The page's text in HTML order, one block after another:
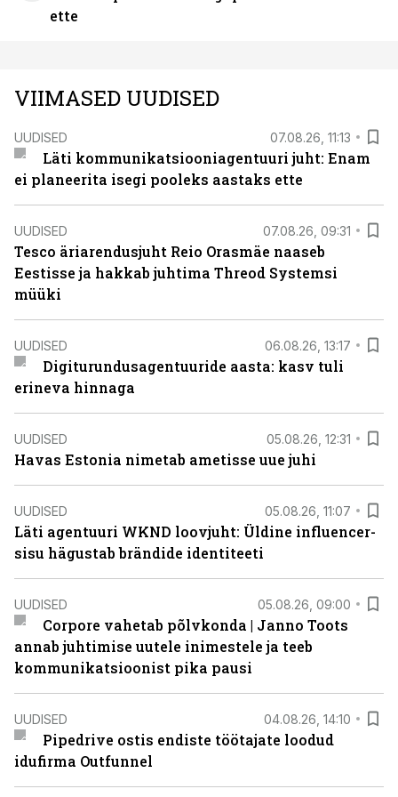
ette
VIIMASED UUDISED
UUDISED 07.08.26, 11:13
Läti kommunikatsiooniagentuuri juht: Enam
ei planeerita isegi pooleks aastaks ette
UUDISED 07.08.26, 09:31
Tesco äriarendusjuht Reio Orasmäe naaseb
Eestisse ja hakkab juhtima Threod Systemsi
müüki
UUDISED 06.08.26, 13:17
Digiturundusagentuuride aasta: kasv tuli
erineva hinnaga
UUDISED 05.08.26, 12:31
Havas Estonia nimetab ametisse uue juhi
UUDISED 05.08.26, 11:07
Läti agentuuri WKND loovjuht: Üldine influencer-
sisu hägustab brändide identiteeti
UUDISED 05.08.26, 09:00
Corpore vahetab põlvkonda | Janno Toots
annab juhtimise uutele inimestele ja teeb
kommunikatsioonist pika pausi
UUDISED 04.08.26, 14:10
Pipedrive ostis endiste töötajate loodud
idufirma Outfunnel